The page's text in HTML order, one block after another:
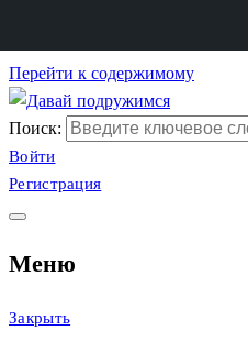
Перейти к содержимому
Сайт
знакомств
Давай подружимся
Поиск:
Войти
Регистрация
Меню
Закрыть